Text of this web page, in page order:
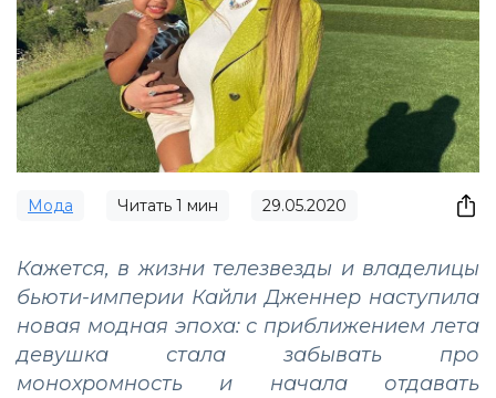
Мода Читать 1 мин 29.05.2020
Кажется, в жизни телезвезды и владелицы
бьюти-империи Кайли Дженнер наступила
новая модная эпоха: с приближением лета
девушка стала забывать про
монохромность и начала отдавать